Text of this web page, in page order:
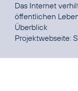
Das Internet
öffentlichen
Überblick
Projektwebseite: